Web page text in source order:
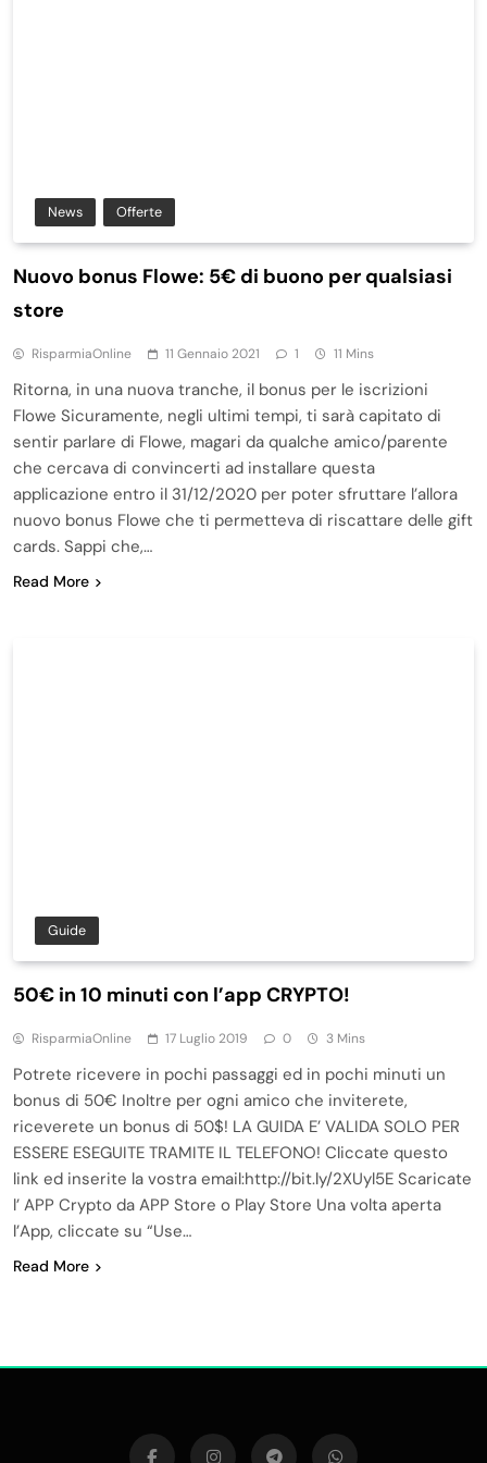
News Offerte
Nuovo bonus Flowe: 5€ di buono per qualsiasi
store
RisparmiaOnline 11 Gennaio 2021 1 11 Mins
Ritorna, in una nuova tranche, il bonus per le iscrizioni
Flowe Sicuramente, negli ultimi tempi, ti sarà capitato di
sentir parlare di Flowe, magari da qualche amico/parente
che cercava di convincerti ad installare questa
applicazione entro il 31/12/2020 per poter sfruttare l’allora
nuovo bonus Flowe che ti permetteva di riscattare delle gift
cards. Sappi che,…
Read More
Guide
50€ in 10 minuti con l’app CRYPTO!
RisparmiaOnline 17 Luglio 2019 0 3 Mins
Potrete ricevere in pochi passaggi ed in pochi minuti un
bonus di 50€ Inoltre per ogni amico che inviterete,
riceverete un bonus di 50$! LA GUIDA E’ VALIDA SOLO PER
ESSERE ESEGUITE TRAMITE IL TELEFONO! Cliccate questo
link ed inserite la vostra email:http://bit.ly/2XUyl5E Scaricate
l’ APP Crypto da APP Store o Play Store Una volta aperta
l’App, cliccate su “Use…
Read More